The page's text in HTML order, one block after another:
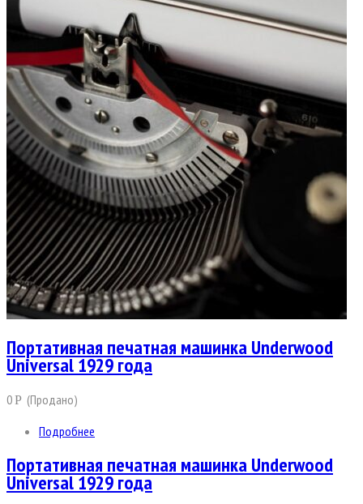
Портативная печатная машинка Underwood
Universal 1929 года
0Р (Продано)
Подробнее
Портативная печатная машинка Underwood
Universal 1929 года